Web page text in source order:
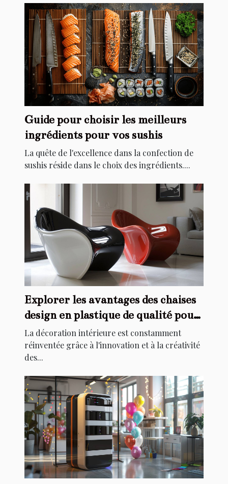
Guide pour choisir les meilleurs
ingrédients pour vos sushis
La quête de l'excellence dans la confection de
sushis réside dans le choix des ingrédients....
Explorer les avantages des chaises
design en plastique de qualité pour
la décoration intérieure
La décoration intérieure est constamment
réinventée grâce à l'innovation et à la créativité
des...